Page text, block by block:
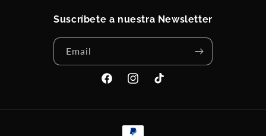
Suscríbete a nuestra Newsletter
Email
FacebookInstagramTikTok
Payment